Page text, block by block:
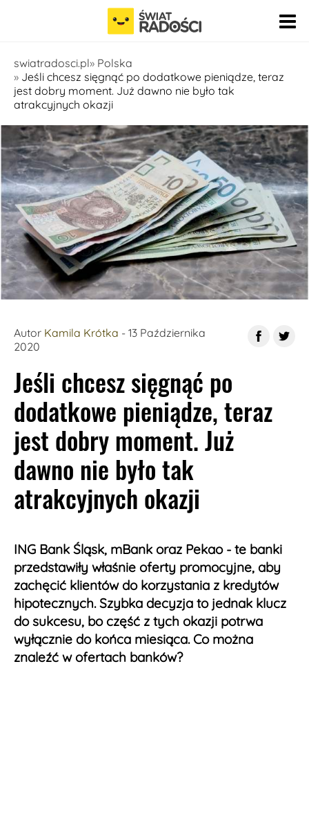
Pomiń nawigację
swiatradosci.pl
Polska
Jeśli chcesz sięgnąć po dodatkowe pieniądze, teraz
jest dobry moment. Już dawno nie było tak
atrakcyjnych okazji
Autor Kamila Krótka - 13 Października
2020
Jeśli chcesz sięgnąć po
dodatkowe pieniądze, teraz
jest dobry moment. Już
dawno nie było tak
atrakcyjnych okazji
ING Bank Śląsk, mBank oraz Pekao - te banki
przedstawiły właśnie oferty promocyjne, aby
zachęcić klientów do korzystania z kredytów
hipotecznych. Szybka decyzja to jednak klucz
do sukcesu, bo część z tych okazji potrwa
wyłącznie do końca miesiąca. Co można
znaleźć w ofertach banków?